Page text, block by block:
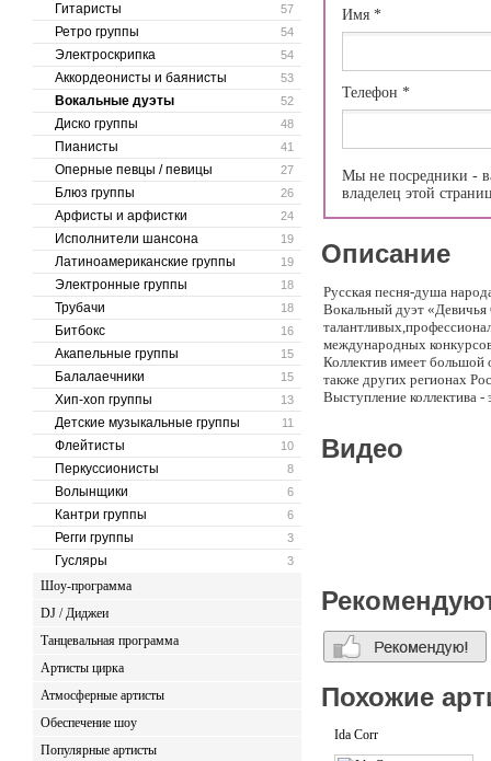
57
Гитаристы
54
Ретро группы
54
Электроскрипка
53
Аккордеонисты и баянисты
52
Вокальные дуэты
48
Диско группы
41
Пианисты
27
Оперные певцы / певицы
26
Блюз группы
24
Арфисты и арфистки
19
Исполнители шансона
19
Латиноамериканские группы
18
Электронные группы
18
Трубачи
16
Битбокс
15
Акапельные группы
15
Балалаечники
13
Хип-хоп группы
11
Детские музыкальные группы
10
Флейтисты
8
Перкуссионисты
6
Волынщики
6
Кантри группы
3
Регги группы
3
Гусляры
Шоу-программа
DJ / Диджеи
Танцевальная программа
Артисты цирка
Атмосферные артисты
Обеспечение шоу
Популярные артисты
Имя *
Телефон *
Мы не посредники -
владелец этой
Описание
Русская песня-душа
Вокальный дуэт «Девичья
международных
Коллектив имеет
также других регионах
Выступление коллектива
Русская песня-душа
Вокальный дуэт
1)Русская программа
В которую вошли русские
современные народные
участником
2)Военная программа
Видео
Похожие
Ida Corr